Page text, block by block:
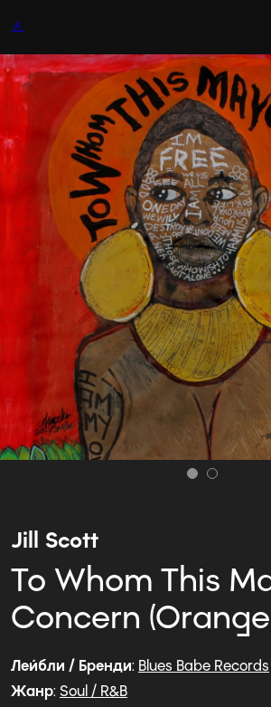
Jill Scott
To Whom This
Concern
Лейбли / Бренди: Blues Babe Records
Жанр: Soul / R&B